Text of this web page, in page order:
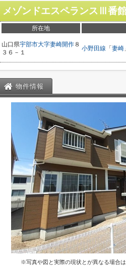
メゾンドエスペランスⅢ番
所在地
山口県宇部市大字妻崎開作 ８
３６－１
小野田線 「 妻崎
物件情報
※写真や図と実際の現状とが異なる場合